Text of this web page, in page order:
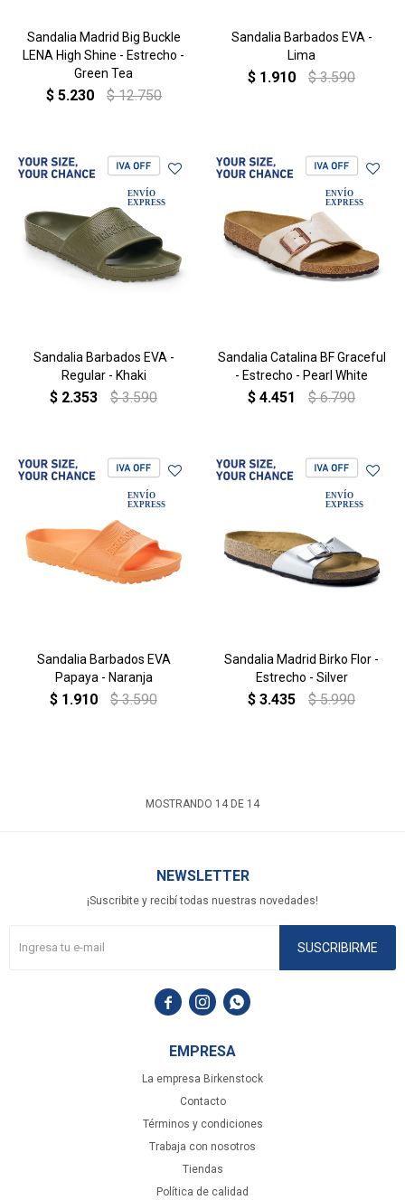
Sandalia Madrid Big Buckle
LENA High Shine - Estrecho -
Green Tea
$ 5.230 $ 12.750
Sandalia Barbados EVA -
Lima
$ 1.910 $ 3.590
Sandalia Barbados EVA -
Regular - Khaki
$ 2.353 $ 3.590
Sandalia Catalina BF Graceful
- Estrecho - Pearl White
$ 4.451 $ 6.790
Sandalia Barbados EVA
Papaya - Naranja
$ 1.910 $ 3.590
Sandalia Madrid Birko Flor -
Estrecho - Silver
$ 3.435 $ 5.990
MOSTRANDO 14 DE 14
EMPRESA
La empresa Birkenstock
Contacto
Términos y condiciones
Trabaja con nosotros
Tiendas
Política de calidad
NEWSLETTER
¡Suscribite y recibí todas nuestras novedades!
SUSCRIBIRME
  